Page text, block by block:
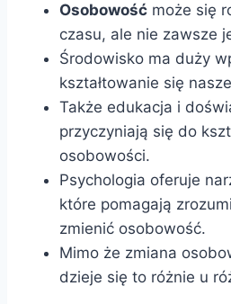
Osobowość może się
czasu, ale nie zawsze
Środowisko ma duży
kształtowanie się
Także edukacja i
przyczyniają się do
osobowości.
Psychologia oferuje
które pomagają
zmienić osobowość.
Mimo że zmiana
dzieje się to różnie u